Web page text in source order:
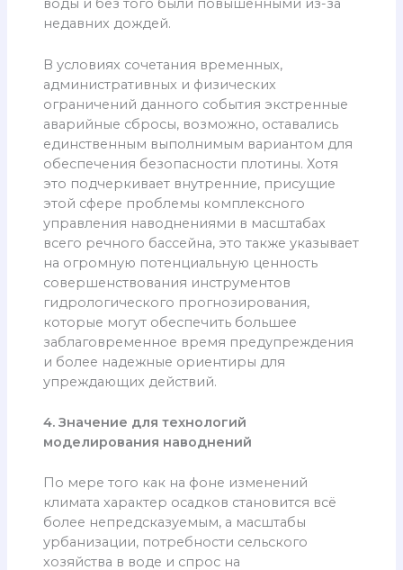
воды и без того были повышенными из-за
недавних дождей.
В условиях сочетания временных,
административных и физических
ограничений данного события экстренные
аварийные сбросы, возможно, оставались
единственным выполнимым вариантом для
обеспечения безопасности плотины. Хотя
это подчеркивает внутренние, присущие
этой сфере проблемы комплексного
управления наводнениями в масштабах
всего речного бассейна, это также указывает
на огромную потенциальную ценность
совершенствования инструментов
гидрологического прогнозирования,
которые могут обеспечить большее
заблаговременное время предупреждения
и более надежные ориентиры для
упреждающих действий.
4. Значение для технологий
моделирования наводнений
По мере того как на фоне изменений
климата характер осадков становится всё
более непредсказуемым, а масштабы
урбанизации, потребности сельского
хозяйства в воде и спрос на